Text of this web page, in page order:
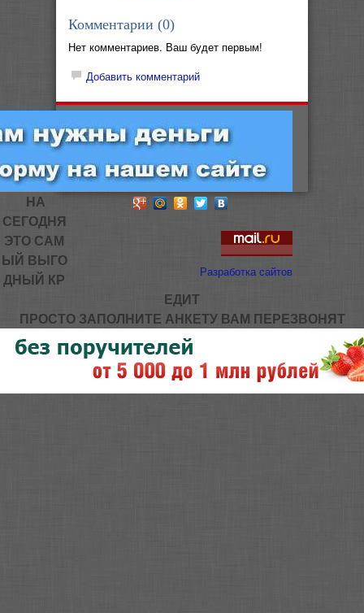
Комментарии (0)
Нет комментариев. Ваш будет первым!
Добавить комментарий
Разработка сайтов
НА
СЕГОДНЯ
ЭТО САМ
ЫЙ ВЫГО
ДНЫЙ КР
ЕДИТ
ПРОСТО ЗАПОЛНИТЕ АНКЕТУ ВАМ ПЕРЕЗВОНЯТ